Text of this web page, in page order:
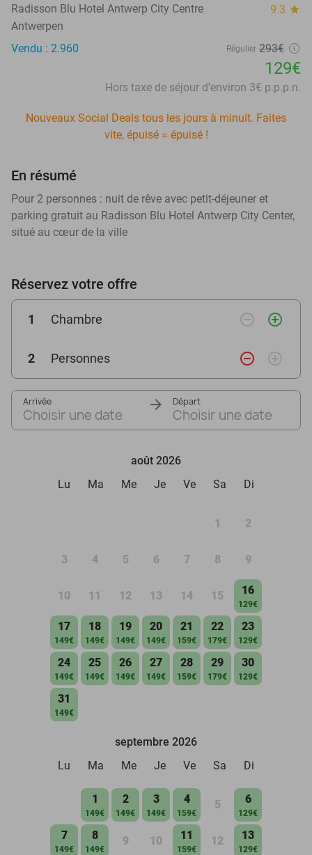
Radisson Blu Hotel Antwerp City Centre 9.3 star
Antwerpen
Vendu : 2.960
Régulier 293€
129€
Hors taxe de séjour d'environ 3€ p.p.p.n.
Nouveaux Social Deals tous les jours à minuit. Faites
vite, épuisé = épuisé !
En résumé
Pour 2 personnes : nuit de rêve avec petit-déjeuner et
parking gratuit au Radisson Blu Hotel Antwerp City Center,
situé au cœur de la ville
Réservez votre offre
1 Chambre remove_circle_outline add_circle_outline
2 Personnes remove_circle_outline add_circle_outline
Arrivée
Choisir une date
Départ
Choisir une date
août 2026
Lu
Ma Me Je Ve Sa Di
1 2
3 4 5 6 7 8 9
10 11 12 13 14 15 16
129€
17
149€
18
149€
19
149€
20
149€
21
159€
22
179€
23
129€
24
149€
25
149€
26
149€
27
149€
28
159€
29
179€
30
129€
31
149€
septembre 2026
Lu
Ma Me Je Ve Sa Di
1
149€
2
149€
3
149€
4
159€
5 6
129€
7
149€
8
149€
9 10 11
159€
12 13
129€